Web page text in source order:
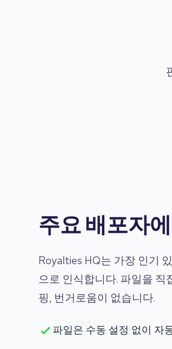
주요 배포자
Royalties HQ는 가장 인기
으로 인식합니다. 파일을
핑, 번거로움이 없습니다.
파일은 수동 설정 없이 자